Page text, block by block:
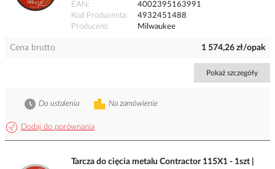
EAN
4002395163991
Kod Producenta
4932451488
Producent
Milwaukee
Cena brutto 1 574,26 zł/opak
Pokaż szczegóły
Dodaj do porównania
Na zamówienie
Do ustalenia
Tarcza do cięcia metalu Contractor 115X1 - 1szt |